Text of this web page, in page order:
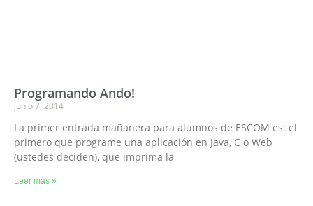
Programando Ando!
junio 7, 2014
La primer entrada mañanera para alumnos de ESCOM es: el
primero que programe una aplicación en Java, C o Web
(ustedes deciden), que imprima la
Leer más »